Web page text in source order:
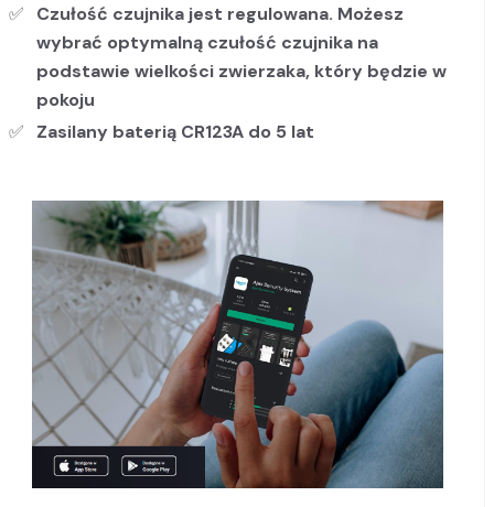
Czułość czujnika jest regulowana. Możesz
wybrać optymalną czułość czujnika na
podstawie wielkości zwierzaka, który będzie w
pokoju
Zasilany baterią CR123A do 5 lat